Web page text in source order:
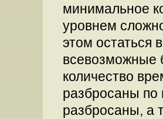
минимальное
уровнем
этом остаться
всевозможные
количество
разбросаны по
разбросаны, а